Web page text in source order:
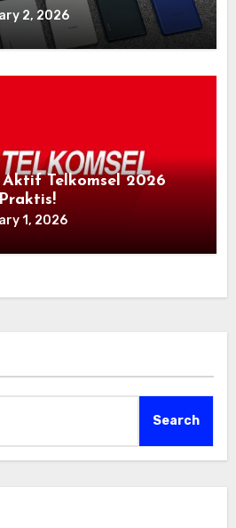
2, 2026
Telkomsel 2026
1, 2026
Search